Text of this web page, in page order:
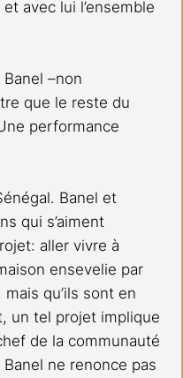
avec lui l’ensemble
Banel –non
que le reste du
performance
Banel et
qui s’aiment
aller vivre à
ensevelie par
qu’ils sont en
un tel projet implique
de la communauté
ne renonce pas